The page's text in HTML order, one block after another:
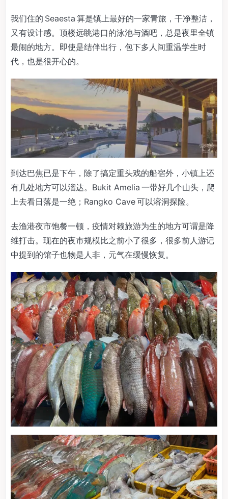
我们住的 Seaesta 算是镇上最好的一家青旅，干净整洁，
又有设计感。顶楼远眺港口的泳池与酒吧，总是夜里全镇
最闹的地方。即使是结伴出行，包下多人间重温学生时
代，也是很开心的。
到达巴焦已是下午，除了搞定重头戏的船宿外，小镇上还
有几处地方可以溜达。Bukit Amelia 一带好几个山头，爬
上去看日落是一绝；Rangko Cave 可以溶洞探险。
去渔港夜市饱餐一顿，疫情对赖旅游为生的地方可谓是降
维打击。现在的夜市规模比之前小了很多，很多前人游记
中提到的馆子也物是人非，元气在缓慢恢复。